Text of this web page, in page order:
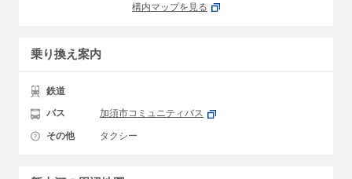
構内マップを見る
乗り換え案内
鉄道
バス 加須市コミュニティバス
その他 タクシー